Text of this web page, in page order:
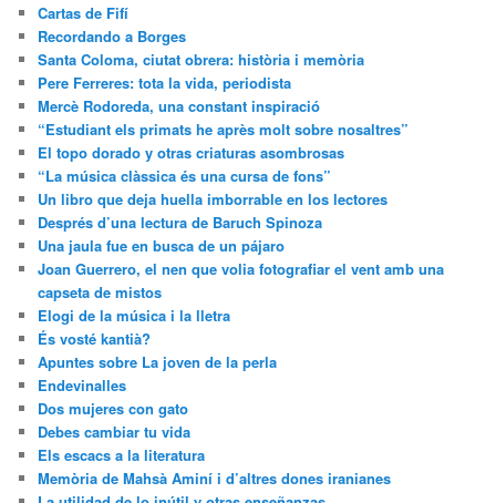
Cartas de Fifí
Recordando a Borges
Santa Coloma, ciutat obrera: història i memòria
Pere Ferreres: tota la vida, periodista
Mercè Rodoreda, una constant inspiració
“Estudiant els primats he après molt sobre nosaltres”
El topo dorado y otras criaturas asombrosas
“La música clàssica és una cursa de fons”
Un libro que deja huella imborrable en los lectores
Després d’una lectura de Baruch Spinoza
Una jaula fue en busca de un pájaro
Joan Guerrero, el nen que volia fotografiar el vent amb una
capseta de mistos
Elogi de la música i la lletra
És vosté kantià?
Apuntes sobre La joven de la perla
Endevinalles
Dos mujeres con gato
Debes cambiar tu vida
Els escacs a la literatura
Memòria de Mahsà Aminí i d’altres dones iranianes